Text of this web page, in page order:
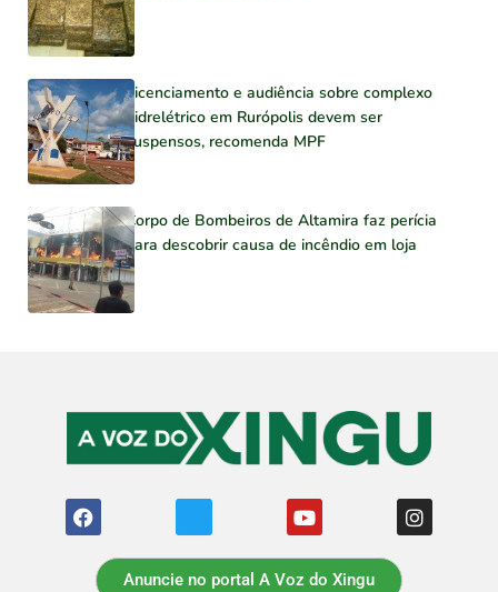
Licenciamento e audiência sobre complexo
hidrelétrico em Rurópolis devem ser
suspensos, recomenda MPF
Corpo de Bombeiros de Altamira faz perícia
para descobrir causa de incêndio em loja
Anuncie no portal A Voz do Xingu